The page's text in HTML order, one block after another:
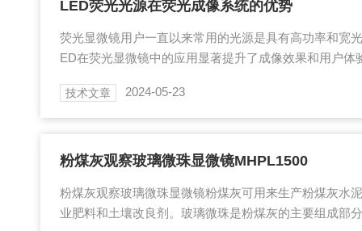
相机进行显微成像，快速提供实验数据的...
LED荧光光源在荧光成像系统的优势
荧光显微镜用户一直以来常用的光源是具有高功率和宽
ED在荧光显微镜中的应用显著提升了成像效果和用户体
出和对生物细胞较低的光毒性而受到青睐。与汞弧灯相
的影响（无汞），而且降低了细胞的光毒性和光漂白效
析至关重要。尽管LED在某些波长范围内（如...
技术文章 2024-05-23
粉煤灰观察玻璃微珠显微镜MHPL1500
粉煤灰观察玻璃微珠显微镜粉煤灰可用来生产粉煤灰水
业肥料和土壤改良剂。玻璃微珠是粉煤灰的主要组成部